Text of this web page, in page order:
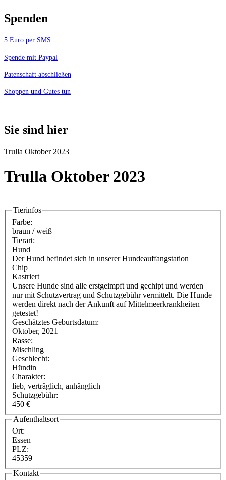
Spenden
5 Euro per SMS
Spende mit Paypal
Patenschaft abschließen
Shoppen und Gutes tun
Sie sind hier
Trulla Oktober 2023
Trulla Oktober 2023
Tierinfos
Farbe:
braun / weiß
Tierart:
Hund
Der Hund befindet sich in unserer Hundeauffangstation
Chip
Kastriert
Unsere Hunde sind alle erstgeimpft und gechipt und werden
nur mit Schutzvertrag und Schutzgebühr vermittelt. Die Hunde
werden direkt nach der Ankunft auf Mittelmeerkrankheiten
getestet!
Geschätztes Geburtsdatum:
Oktober, 2021
Rasse:
Mischling
Geschlecht:
Hündin
Charakter:
lieb, verträglich, anhänglich
Schutzgebühr:
450 €
Aufenthaltsort
Ort:
Essen
PLZ:
45359
Kontakt